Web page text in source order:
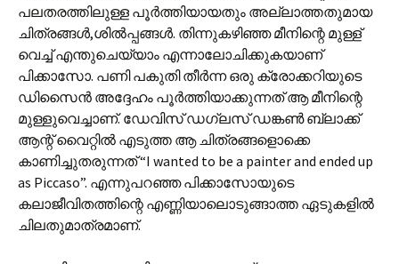
പലതരത്തിലുള്ള പൂ‍ര്‍ത്തിയായതും അല്ലാത്തതുമായ
ചിത്രങ്ങള്‍,ശില്‍പ്പങ്ങള്‍. തിന്നുകഴിഞ്ഞ മീനിന്റെ മുള്ള്
വെച്ച് എന്തുചെയ്യാം എന്നാലോചിക്കുകയാണ്
പിക്കാസോ. പണി പകുതി തീര്‍ന്ന ഒരു ക്രോക്കറിയുടെ
ഡിസൈന്‍ അദ്ദേഹം പൂര്‍ത്തിയാക്കുന്നത് ആ മീനിന്റെ
മുള്ളുവെച്ചാണ്. ഡേവിസ് ഡഗ്ലസ് ഡങ്കണ്‍ ബ്ലാക്ക്
ആന്റ് വൈറ്റില്‍ എടുത്ത ആ ചിത്രങ്ങളൊക്കെ
കാണിച്ചുതരുന്നത് “I wanted to be a painter and ended up
as Piccaso”. എന്നുപറഞ്ഞ പിക്കാസോയുടെ
കലാജീവിതത്തിന്റെ എണ്ണിയാലൊടുങ്ങാത്ത ഏടുകളില്‍
ചിലതുമാത്രമാണ്.